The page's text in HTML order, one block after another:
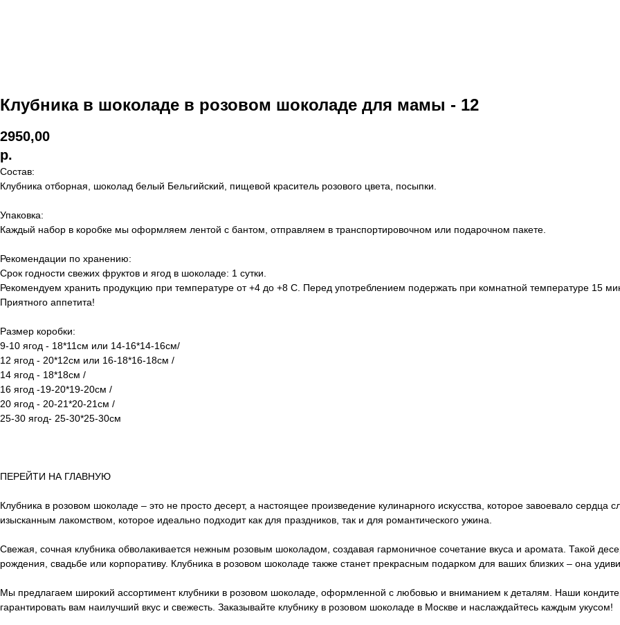
Клубника в шоколаде в розовом шоколаде для мамы - 12
2950,00
р.
Состав:
Клубника отборная, шоколад белый Бельгийский, пищевой краситель розового цвета, посыпки.
Упаковка:
Каждый набор в коробке мы оформляем лентой с бантом, отправляем в транспортировочном или подарочном пакете.
Рекомендации по хранению:
Срок годности свежих фруктов и ягод в шоколаде: 1 сутки.
Рекомендуем хранить продукцию при температуре от +4 до +8 С. Перед употреблением подержать при комнатной температуре 15
​Приятного аппетита!
Размер коробки:
9-10 ягод - 18*11см или 14-16*14-16см/
12 ягод - 20*12см или 16-18*16-18см /
14 ягод - 18*18см /
16 ягод -19-20*19-20см /
20 ягод - 20-21*20-21см /
25-30 ягод- 25-30*25-30см
ПЕРЕЙТИ НА ГЛАВНУЮ
Клубника в розовом шоколаде – это не просто десерт, а настоящее произведение кулинарного искусства, которое завоевало
изысканным лакомством, которое идеально подходит как для праздников, так и для романтического ужина.
Свежая, сочная клубника обволакивается нежным розовым шоколадом, создавая гармоничное сочетание вкуса и аромата. Такой
рождения, свадьбе или корпоративу. Клубника в розовом шоколаде также станет прекрасным подарком для ваших близких – она
Мы предлагаем широкий ассортимент клубники в розовом шоколаде, оформленной с любовью и вниманием к деталям. Наши
гарантировать вам наилучший вкус и свежесть. Заказывайте клубнику в розовом шоколаде в Москве и наслаждайтесь каждым укусом!